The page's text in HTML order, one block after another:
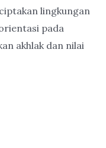
lingkungan
pada
akhlak dan nilai